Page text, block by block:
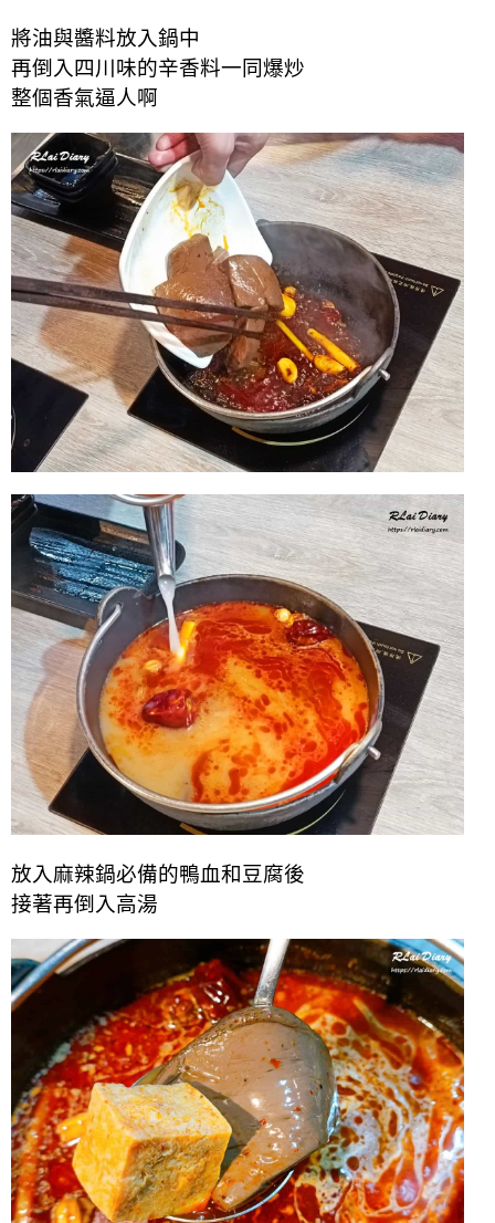
將油與醬料放入鍋中
再倒入四川味的辛香料一同爆炒
整個香氣逼人啊
放入麻辣鍋必備的鴨血和豆腐後
接著再倒入高湯